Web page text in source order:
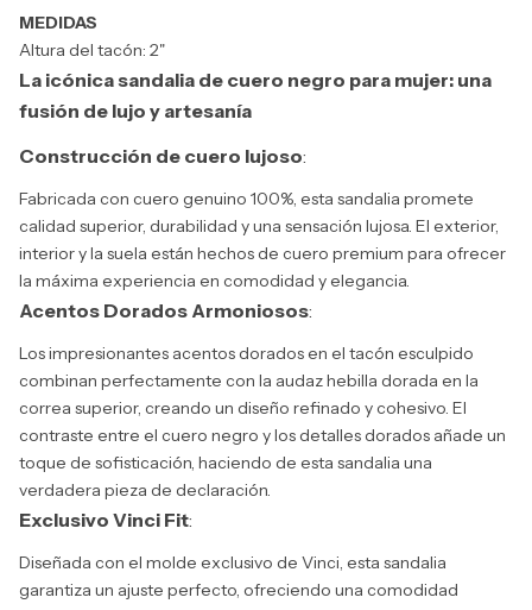
MEDIDAS
Altura del tacón: 2"
La icónica sandalia de cuero negro para mujer: una
fusión de lujo y artesanía
Construcción de cuero lujoso:
Fabricada con cuero genuino 100%, esta sandalia promete
calidad superior, durabilidad y una sensación lujosa. El exterior,
interior y la suela están hechos de cuero premium para ofrecer
la máxima experiencia en comodidad y elegancia.
Acentos Dorados Armoniosos:
Los impresionantes acentos dorados en el tacón esculpido
combinan perfectamente con la audaz hebilla dorada en la
correa superior, creando un diseño refinado y cohesivo. El
contraste entre el cuero negro y los detalles dorados añade un
toque de sofisticación, haciendo de esta sandalia una
verdadera pieza de declaración.
Exclusivo Vinci Fit:
Diseñada con el molde exclusivo de Vinci, esta sandalia
garantiza un ajuste perfecto, ofreciendo una comodidad